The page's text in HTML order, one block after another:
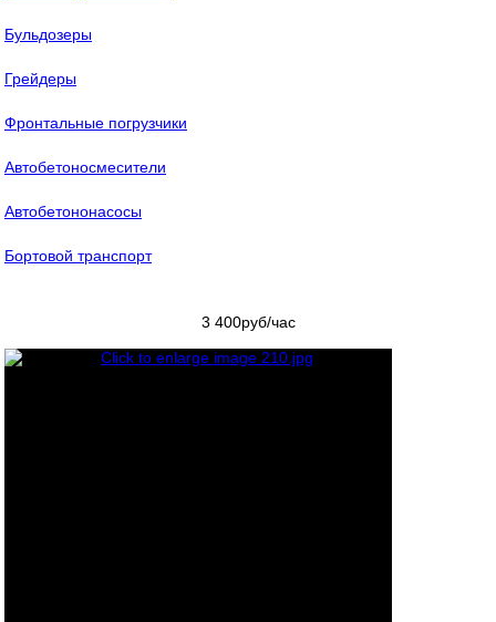
Бульдозеры
Грейдеры
Фронтальные погрузчики
Автобетоносмесители
Автобетононасосы
Бортовой транспорт
3 400руб/час